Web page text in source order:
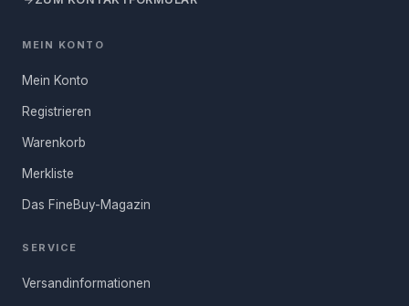
gelten abweichende Versandkosten.
verfügbar. Wir arbeiten daran,
FRAGE ABSENDEN
MEIN KONTO
Mein Konto
Registrieren
Warenkorb
Merkliste
Das FineBuy-Magazin
SERVICE
Versandinformationen